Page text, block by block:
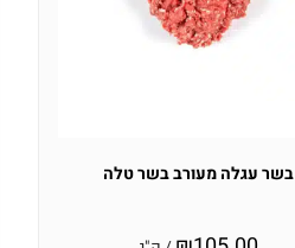
בשר עגלה מעורב בשר טלה